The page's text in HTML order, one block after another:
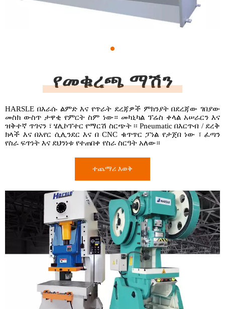
የመቁረጫ ማሽን
HARSLE በእራሱ ልምድ እና የጥራት ደረጃዎች ምክንያት በደረጃው ገበያው
መስክ ውስጥ ታዋቂ የምርት ስም ነው። መካኒካል ፕሬስ ቀላል አሠራርን እና
ዝቅተኛ ጥገናን ፣ ሄሊኮፕተር የማርሽ ስርጭት ፡፡ Pneumatic በእርጥብ / ደረቅ
ክላች እና በአየር ሲሊንደር እና በ CNC ቁጥጥር ፓነል የታጀበ ነው ፣ ፈጣን
የስራ ፍጥነት እና ደህንነቱ የተጠበቀ የስራ ስርዓት አለው።
ተጨማሪ እወቅ